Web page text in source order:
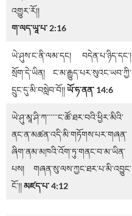
འགྱུར་རོ།།
ག་ལད་ཡཱ་པ་ 2:16
ཡེ་ཤུས་ང་ནི་ལམ་དང། བདེན་པ་ཉིད་དང་།
སྲོག་དེ་ཡིན། ང་མ་རྒྱུད་པར་སུའང་ཡབ་ཀྱི་
དྲུང་དུ་མི་བསླེབ་བོ།།ཡོ་ཧ་ནན་ 14:6
ཡེ་ཤུ་མཱ་ཤི་ཀ་་་་་་ང་ཚོ་ཐར་བའི་ཕྱིར་མིའི་
ནང་ན་མཚན་འདི་མི་གཏོགས་པར་གཞན་
ཞིག་ནམ་མཁའི་འོག་ཏུ་གནང་བ་མ་ཡིན་
པས། གཞན་སུ་ལས་ཀྱང་ཐར་པ་མི་འབྱུང་
ངོ་།།མཛད་པ་ 4:12